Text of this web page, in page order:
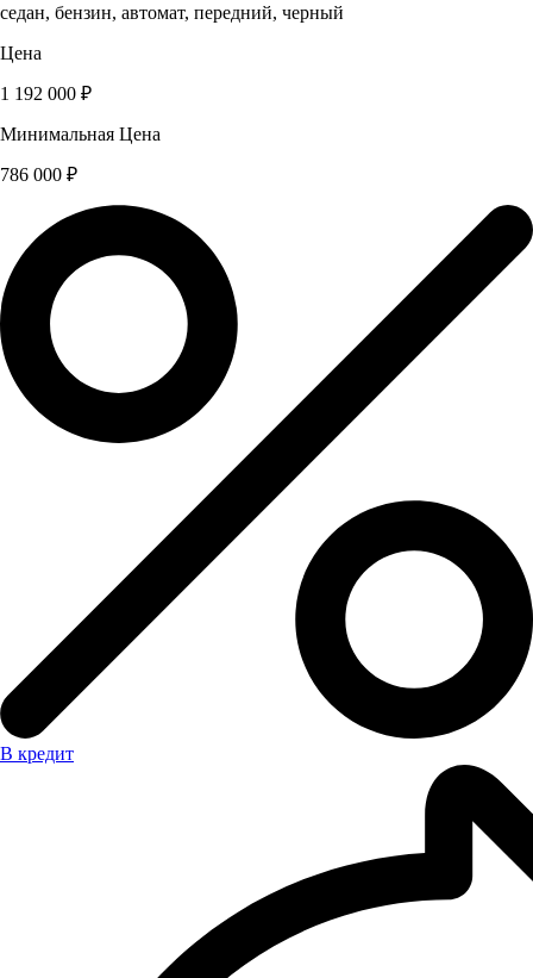
седан, бензин, автомат, передний, черный
Цена
1 192 000 ₽
Минимальная Цена
786 000 ₽
В кредит